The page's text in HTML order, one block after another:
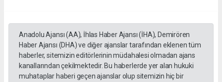
Anadolu Ajansı (AA), İhlas Haber Ajansı (İHA), Demirören
Haber Ajansı (DHA) ve diğer ajanslar tarafından eklenen tüm
haberler, sitemizin editörlerinin müdahalesi olmadan ajans
kanallarından çekilmektedir. Bu haberlerde yer alan hukuki
muhataplar haberi geçen ajanslar olup sitemizin hiç bir